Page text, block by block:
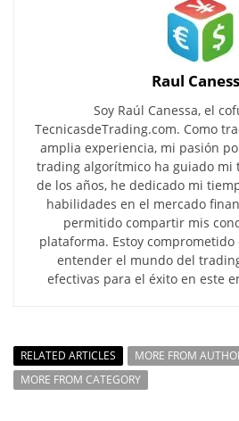
Raul
Soy Raúl Canessa, el
TecnicasdeTrading.com. Como
amplia experiencia, mi pasión
trading algorítmico ha guiado mi
de los años, he dedicado mi
habilidades en el mercado
permitido compartir mis
plataforma. Estoy comprometido
entender el mundo del
efectivas para el éxito en este
RELATED ARTICLES
MORE FROM
MORE FROM CATEGORY